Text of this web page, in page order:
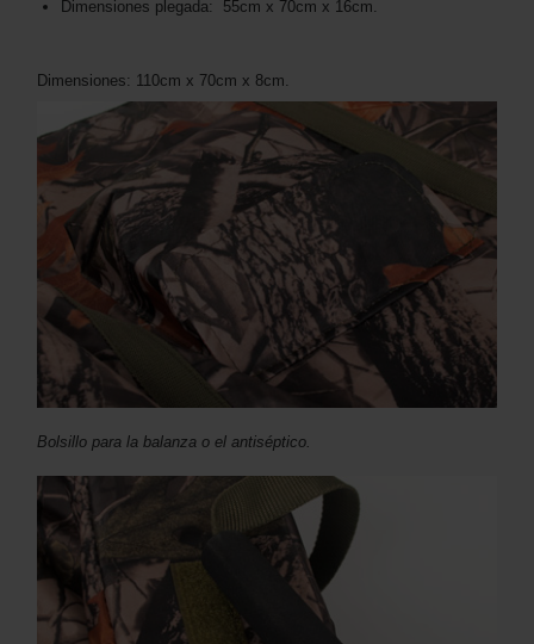
Dimensiones plegada: 55cm x 70cm x 16cm.
Dimensiones: 110cm x 70cm x 8cm.
Bolsillo para la balanza o el antiséptico.